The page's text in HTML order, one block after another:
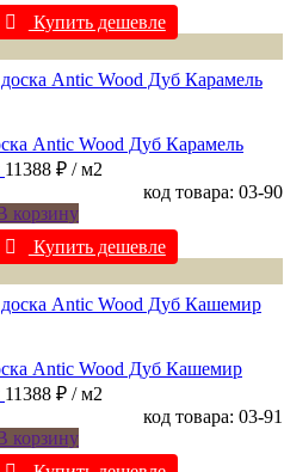
Купить дешевле
Antic Wood Дуб Карамель
11388 ₽ / м2
код товара: 03-90
корзину
Купить дешевле
Antic Wood Дуб Кашемир
11388 ₽ / м2
код товара: 03-91
корзину